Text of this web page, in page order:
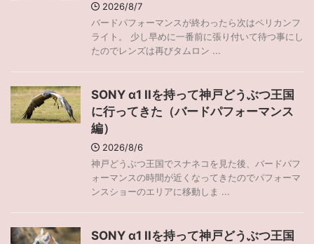
2026/8/7
バードパフォーマンスが終わったら次はペリカンフ
ライト。 少し早めに一番前に張り付いて待つ事にし
たのでレンズは再びタムロン ...
SONY α1 IIを持って神戸どうぶつ王国
に行ってきた（バードパフォーマンス
編）
2026/8/6
神戸どうぶつ王国でスナネコを見た後、バードパフ
ォーマンスの時間が近くなってきたのでパフォーマ
ンスショーのエリアに移動しま ...
SONY α1 IIを持って神戸どうぶつ王国